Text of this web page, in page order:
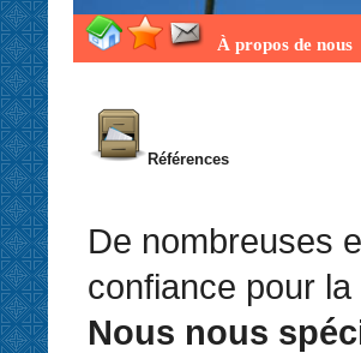
À propos de nous
Références
De nombreuses
confiance pour
Nous nous